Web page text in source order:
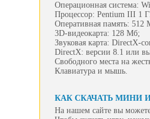
Операционная система:
Процессор: Pentium III 1
Оперативная память: 512
3D-видеокарта: 128 Мб;
Звуковая карта: DirectX-
DirectX: версии 8.1 или
Свободного места на
Клавиатура и мышь.
КАК СКАЧАТЬ МИНИ
На нашем сайте вы